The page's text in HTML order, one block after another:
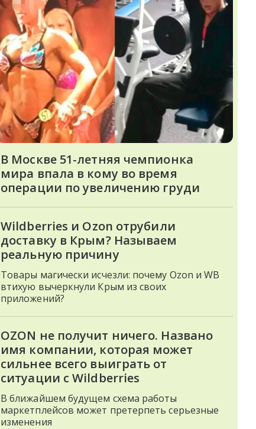
В Москве 51-летняя чемпионка
мира впала в кому во время
операции по увеличению груди
Wildberries и Ozon отрубили
доставку в Крым? Называем
реальную причину
Товары магически исчезли: почему Ozon и WB
втихую вычеркнули Крым из своих
приложений?
OZON не получит ничего. Названо
имя компании, которая может
сильнее всего выиграть от
ситуации с Wildberries
В ближайшем будущем схема работы
маркетплейсов может претерпеть серьезные
изменения